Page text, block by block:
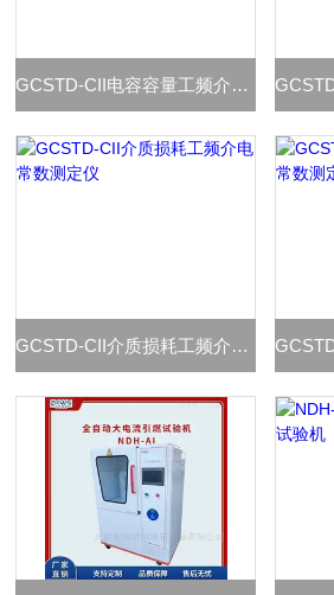
GCSTD-CII电容容量工频介电常数测定仪
GCSTD-CII介质损耗工频介电常数测定仪